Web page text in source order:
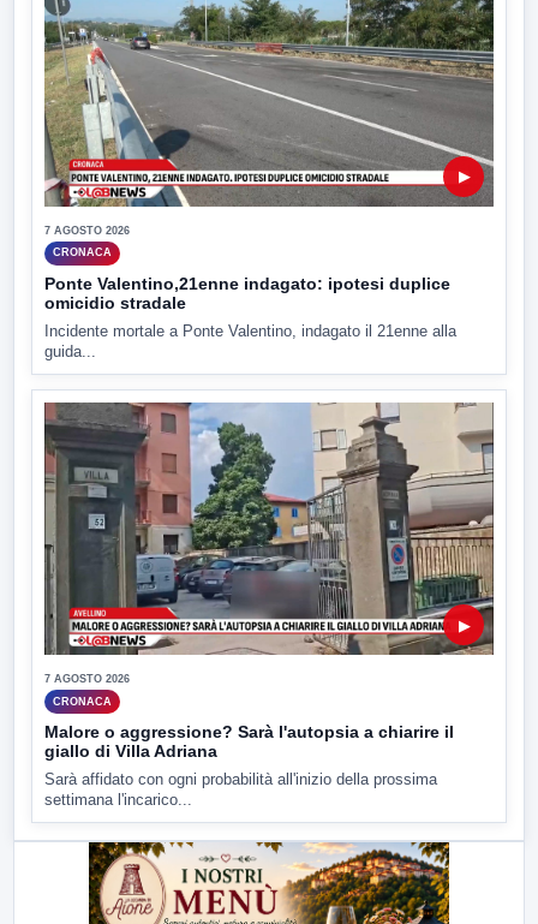
▶
7 AGOSTO 2026
CRONACA
Ponte Valentino,21enne indagato: ipotesi duplice
omicidio stradale
Incidente mortale a Ponte Valentino, indagato il 21enne alla
guida...
▶
7 AGOSTO 2026
CRONACA
Malore o aggressione? Sarà l'autopsia a chiarire il
giallo di Villa Adriana
Sarà affidato con ogni probabilità all'inizio della prossima
settimana l'incarico...